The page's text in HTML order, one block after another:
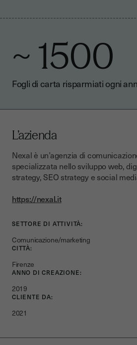
~ 1500
Fogli di carta risparmiati ogni
L’azienda
Nexal è un’agenzia di
specializzata nello sviluppo web,
strategy, SEO strategy e social
https://nexal.it
SETTORE DI ATTIVITÀ:
Comunicazione/marketing
CITTÀ:
Firenze
ANNO DI CREAZIONE:
2019
CLIENTE DA:
2021